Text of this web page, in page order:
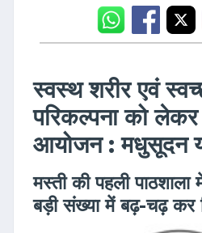
स्वस्थ शरीर एवं
परिकल्पना को लेकर
आयोजन : मधुसूदन
मस्ती की पहली
बड़ी संख्या में बढ़-चढ़ कर